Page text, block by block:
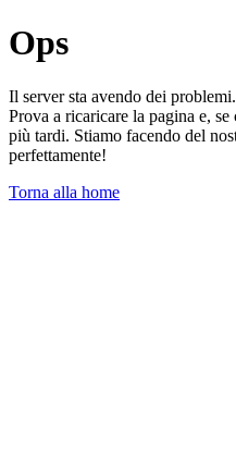
Ops
Il server sta avendo dei problemi.
Prova a ricaricare la pagina e,
più tardi. Stiamo facendo del
perfettamente!
Torna alla home